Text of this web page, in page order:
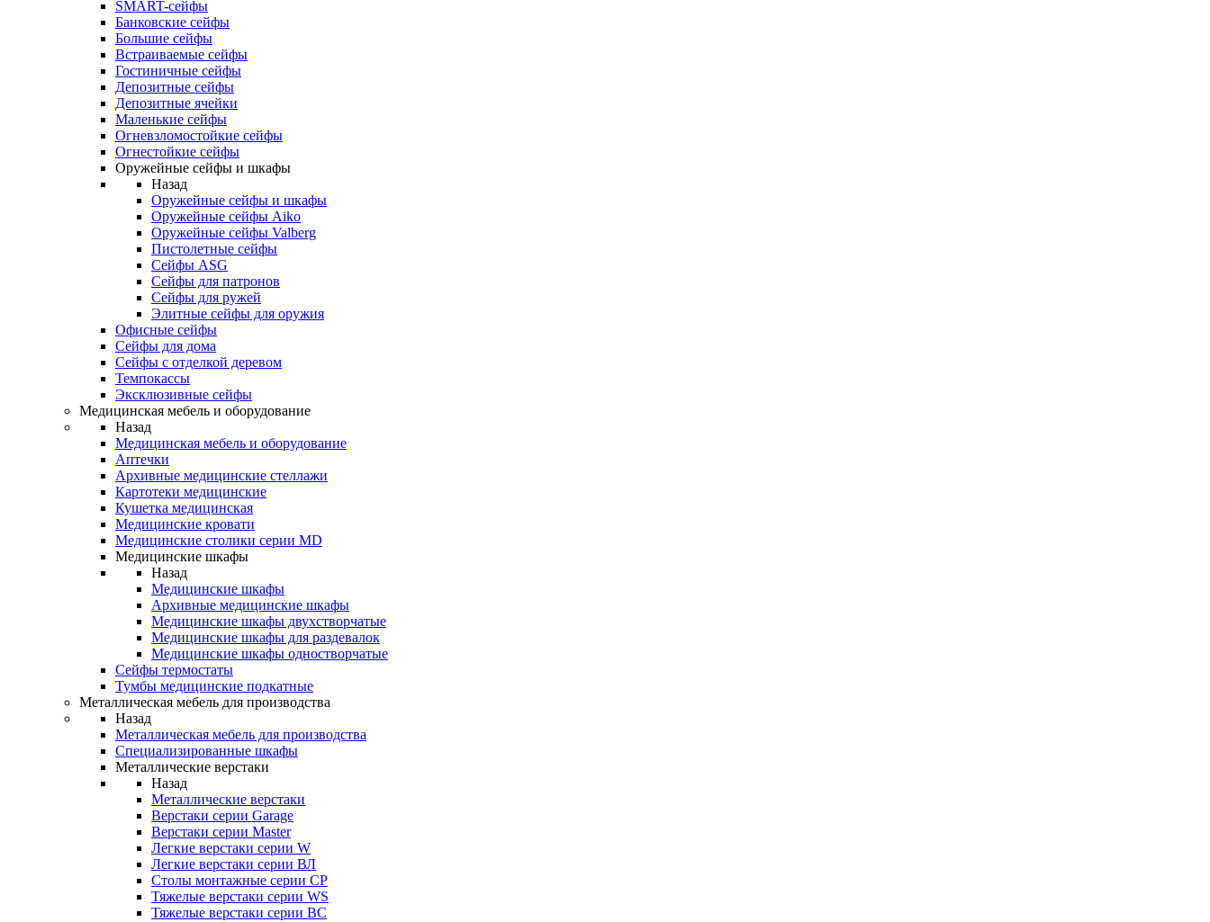
SMART-сейфы
Банковские сейфы
Большие сейфы
Встраиваемые сейфы
Гостиничные сейфы
Депозитные сейфы
Депозитные ячейки
Маленькие сейфы
Огневзломостойкие сейфы
Огнестойкие сейфы
Оружейные сейфы и шкафы
Назад
Оружейные сейфы и шкафы
Оружейные сейфы Aiko
Оружейные сейфы Valberg
Пистолетные сейфы
Сейфы ASG
Сейфы для патронов
Сейфы для ружей
Элитные сейфы для оружия
Офисные сейфы
Сейфы для дома
Сейфы с отделкой деревом
Темпокассы
Эксклюзивные сейфы
Медицинская мебель и оборудование
Назад
Медицинская мебель и оборудование
Аптечки
Архивные медицинские стеллажи
Картотеки медицинские
Кушетка медицинская
Медицинские кровати
Медицинские столики серии MD
Медицинские шкафы
Назад
Медицинские шкафы
Архивные медицинские шкафы
Медицинские шкафы двухстворчатые
Медицинские шкафы для раздевалок
Медицинские шкафы одностворчатые
Сейфы термостаты
Тумбы медицинские подкатные
Металлическая мебель для производства
Назад
Металлическая мебель для производства
Cпециализированные шкафы
Металлические верстаки
Назад
Металлические верстаки
Верстаки серии Garage
Верстаки серии Master
Легкие верстаки серии W
Легкие верстаки серии ВЛ
Столы монтажные серии СР
Тяжелые верстаки серии WS
Тяжелые верстаки серии ВС